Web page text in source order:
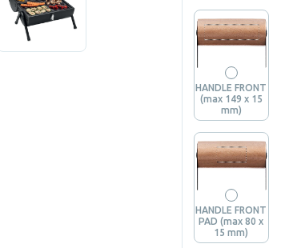
HANDLE FRONT
(max 149 x 15
mm)
HANDLE FRONT
PAD (max 80 x
15 mm)